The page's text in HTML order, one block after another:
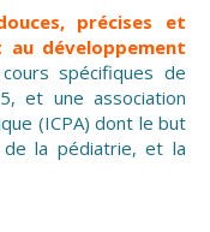
précises et
développement
spécifiques de
et une association
(ICPA) dont le but
de la pédiatrie, et la